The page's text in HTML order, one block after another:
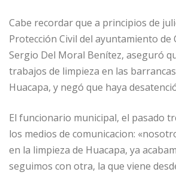
Cabe recordar que a principios de
Protección Civil del ayuntamiento de
Sergio Del Moral Benítez, aseguró
trabajos de limpieza en las
Huacapa, y negó que haya
El funcionario municipal, el pasado
los medios de comunicacion:
en la limpieza de Huacapa, ya
seguimos con otra, la que viene